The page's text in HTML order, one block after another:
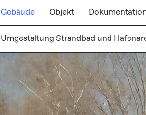
Gebäude Objekt
Umgestaltung Strandbad und